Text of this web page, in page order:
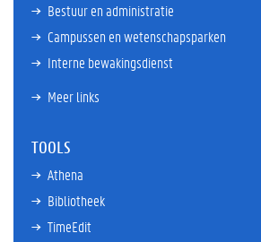
Bestuur en administratie
Campussen en wetenschapsparken
Interne bewakingsdienst
Meer links
TOOLS
Athena
Bibliotheek
TimeEdit